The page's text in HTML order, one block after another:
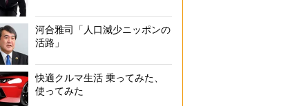
河合雅司「人口減少ニッポンの
活路」
快適クルマ生活 乗ってみた、
使ってみた